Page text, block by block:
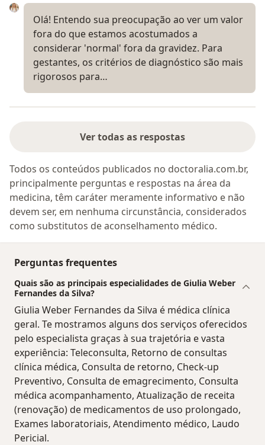
Olá! Entendo sua preocupação ao ver um valor
fora do que estamos acostumados a
considerar 'normal' fora da gravidez. Para
gestantes, os critérios de diagnóstico são mais
rigorosos para…
Ver todas as respostas
Todos os conteúdos publicados no doctoralia.com.br,
principalmente perguntas e respostas na área da
medicina, têm caráter meramente informativo e não
devem ser, em nenhuma circunstância, considerados
como substitutos de aconselhamento médico.
Perguntas frequentes
Quais são as principais especialidades de Giulia Weber
Fernandes da Silva?
Giulia Weber Fernandes da Silva é médica clínica
geral. Te mostramos alguns dos serviços oferecidos
pelo especialista graças à sua trajetória e vasta
experiência: Teleconsulta, Retorno de consultas
clínica médica, Consulta de retorno, Check-up
Preventivo, Consulta de emagrecimento, Consulta
médica acompanhamento, Atualização de receita
(renovação) de medicamentos de uso prolongado,
Exames laboratoriais, Atendimento médico, Laudo
Pericial.